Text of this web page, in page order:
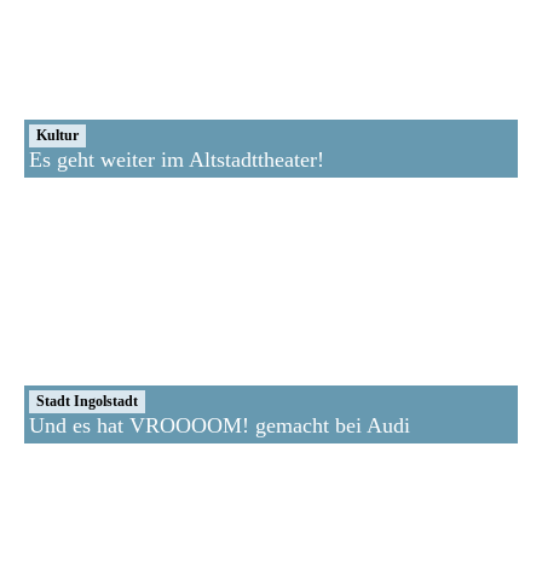
Kultur
Es geht weiter im Altstadttheater!
Stadt Ingolstadt
Und es hat VROOOOM! gemacht bei Audi